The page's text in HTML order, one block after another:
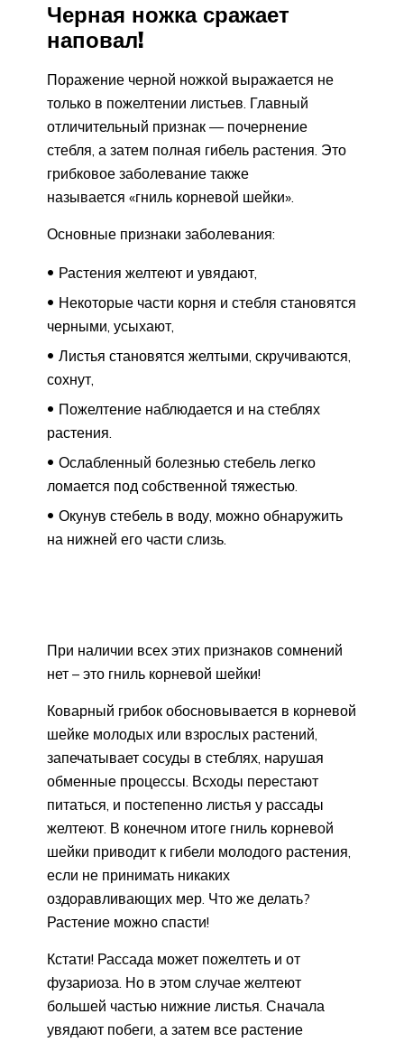
Черная ножка сражает
наповал!
Поражение черной ножкой выражается не
только в пожелтении листьев. Главный
отличительный признак — почернение
стебля, а затем полная гибель растения. Это
грибковое заболевание также
называется «гниль корневой шейки».
Основные признаки заболевания:
Растения желтеют и увядают,
Некоторые части корня и стебля становятся
черными, усыхают,
Листья становятся желтыми, скручиваются,
сохнут,
Пожелтение наблюдается и на стеблях
растения.
Ослабленный болезнью стебель легко
ломается под собственной тяжестью.
Окунув стебель в воду, можно обнаружить
на нижней его части слизь.
При наличии всех этих признаков сомнений
нет – это гниль корневой шейки!
Коварный грибок обосновывается в корневой
шейке молодых или взрослых растений,
запечатывает сосуды в стеблях, нарушая
обменные процессы. Всходы перестают
питаться, и постепенно листья у рассады
желтеют. В конечном итоге гниль корневой
шейки приводит к гибели молодого растения,
если не принимать никаких
оздоравливающих мер. Что же делать?
Растение можно спасти!
Кстати! Рассада может пожелтеть и от
фузариоза. Но в этом случае желтеют
большей частью нижние листья. Сначала
увядают побеги, а затем все растение